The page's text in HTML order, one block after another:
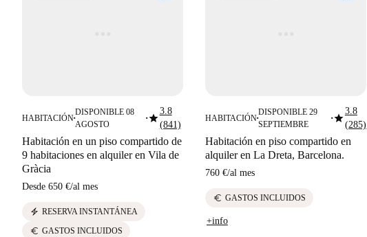
HABITACIÓN■
DISPONIBLE 08
AGOSTO
■star3.8
(841)
Habitación en un piso compartido de
9 habitaciones en alquiler en Vila de
Gràcia
Desde 650 €/al mes
electric_bolt RESERVA INSTANTÁNEA
euro GASTOS INCLUIDOS
HABITACIÓN■
DISPONIBLE 29
SEPTIEMBRE
■star3.8
(285)
Habitación en piso compartido en
alquiler en La Dreta, Barcelona.
760 €/al mes
euro GASTOS INCLUIDOS
+info